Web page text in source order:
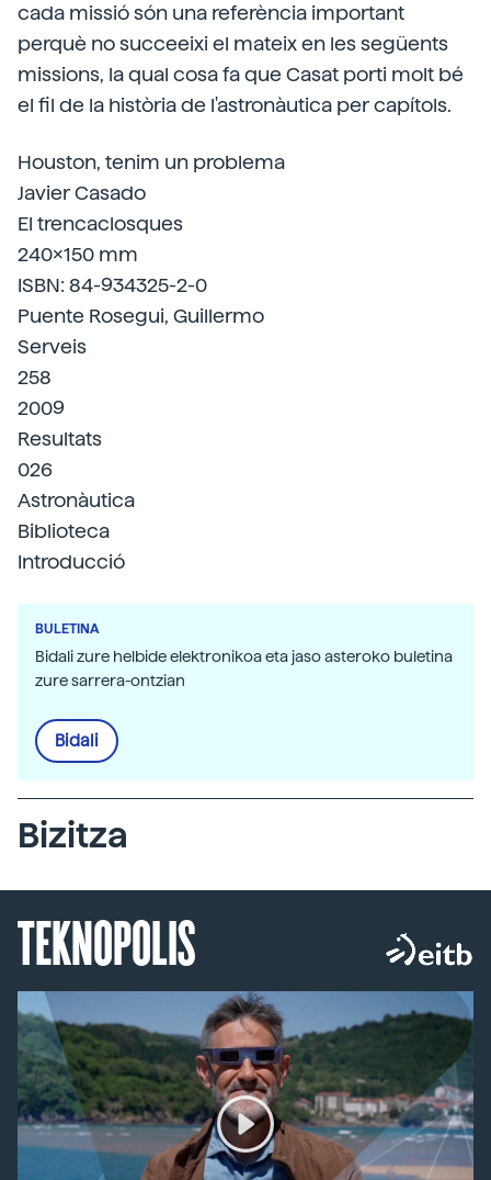
cada missió són una referència important
perquè no succeeixi el mateix en les següents
missions, la qual cosa fa que Casat porti molt bé
el fil de la història de l'astronàutica per capítols.
Houston, tenim un problema
Javier Casado
El trencaclosques
240x150 mm
ISBN: 84-934325-2-0
Puente Rosegui, Guillermo
Serveis
258
2009
Resultats
026
Astronàutica
Biblioteca
Introducció
BULETINA
Bidali zure helbide elektronikoa eta jaso asteroko buletina
zure sarrera-ontzian
Bidali
Bizitza
TEKNOPOLIS